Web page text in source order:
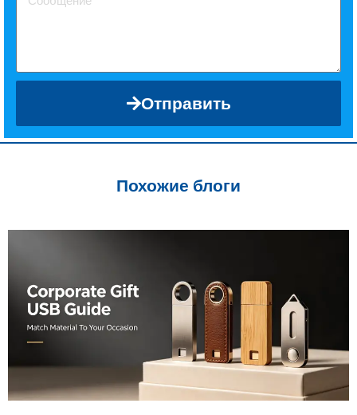
Отправить
Похожие блоги